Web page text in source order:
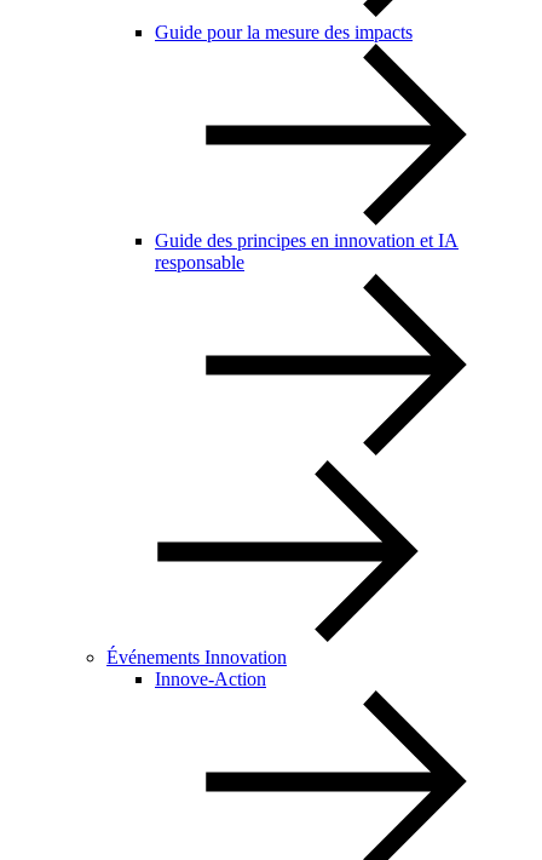
Guide pour la mesure des impacts
Guide des principes en innovation et IA
responsable
Événements Innovation
Innove-Action